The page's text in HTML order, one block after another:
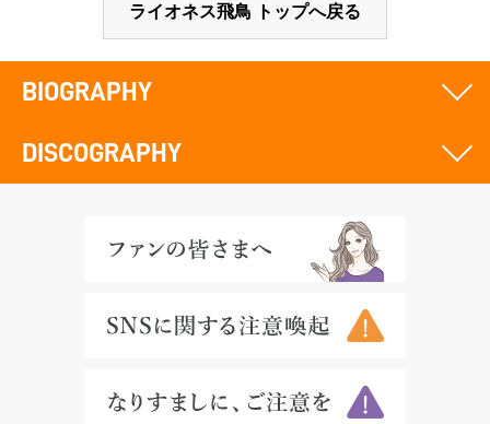
ライオネス飛鳥 トップへ戻る
BIOGRAPHY
DISCOGRAPHY